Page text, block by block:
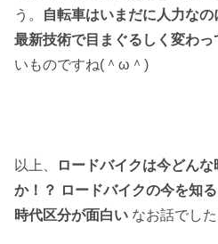
う。
自転車はいまだに人力な
最新技術で目まぐるしく変わっ
いものですね(＾ω＾)
以上、
ロードバイクは今どん
か！？ ロードバイクの今を知
時代区分が面白い なお話でした